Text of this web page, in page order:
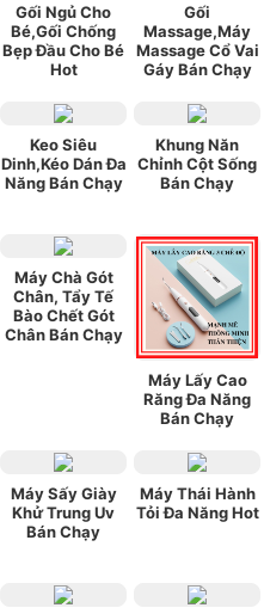
Gối Ngủ Cho
Bé,Gối Chống
Bẹp Đầu Cho Bé
Hot
Gối
Massage,Máy
Massage Cổ Vai
Gáy Bán Chạy
Keo Siêu
Dinh,Kéo Dán Đa
Năng Bán Chạy
Khung Năn
Chỉnh Cột Sống
Bán Chạy
Máy Chà Gót
Chân, Tẩy Tế
Bào Chết Gót
Chân Bán Chạy
Máy Lấy Cao
Răng Đa Năng
Bán Chạy
Máy Sấy Giày
Khử Trung Uv
Bán Chạy
Máy Thái Hành
Tỏi Đa Năng Hot